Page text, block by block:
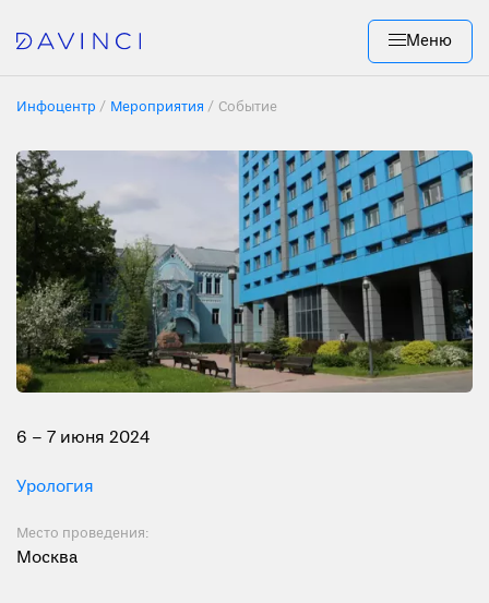
Меню
Инфоцентр Мероприятия Событие
6 – 7 июня 2024
Урология
Место проведения:
Москва